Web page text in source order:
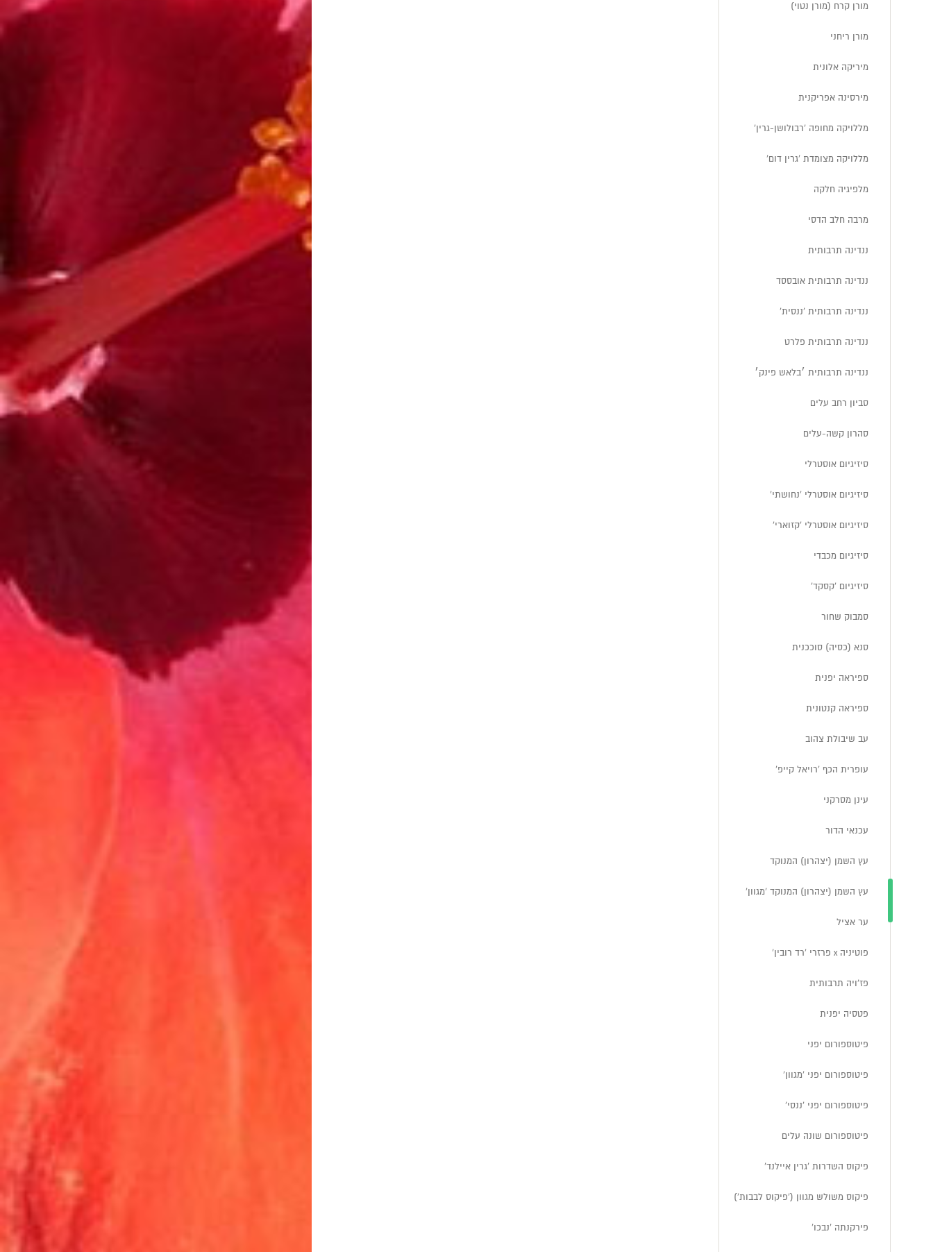
מורן קרח (מורן נטוי)
מורן ריחני
מיריקה אלונית
מירסינה אפריקנית
מללויקה מחופה 'רבולושן-גרין'
מללויקה מצומדת 'גרין דום'
מלפיגיה חלקה
מרבה חלב הדסי
ננדינה תרבותית
ננדינה תרבותית אובססד
ננדינה תרבותית 'ננסית'
ננדינה תרבותית פלרט
ננדינה תרבותית ׳בלאש פינק׳
סביון רחב עלים
סהרון קשה-עלים
סיזיגיום אוסטרלי
סיזיגיום אוסטרלי 'נחושתי'
סיזיגיום אוסטרלי 'קזוארי'
סיזיגיום מכבדי
סיזיגיום 'קסקד'
סמבוק שחור
סנא (כסיה) סוככנית
ספיראה יפנית
ספיראה קנטונית
עב שיבולת צהוב
עופרית הכף 'רויאל קייפ'
עינן מסרקני
עכנאי הדור
עץ השמן (יצהרון) המנוקד
עץ השמן (יצהרון) המנוקד 'מגוון'
ער אציל
פוטיניה x פרזרי 'רד רובין'
פז'ויה תרבותית
פטסיה יפנית
פיטוספורום יפני
פיטוספורום יפני 'מגוון'
פיטוספורום יפני 'ננסי'
פיטוספורום שונה עלים
פיקוס השדרות 'גרין איילנד'
פיקוס משולש מגוון ('פיקוס לבבות')
פירקנתה 'נבכו'